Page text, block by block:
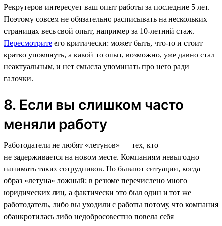
Рекрутеров интересует ваш опыт работы за последние 5 лет.
Поэтому совсем не обязательно расписывать на нескольких
страницах весь свой опыт, например за 10-летний стаж.
Пересмотрите его критически: может быть, что-то и стоит
кратко упомянуть, а какой-то опыт, возможно, уже давно стал
неактуальным, и нет смысла упоминать про него ради
галочки.
8. Если вы слишком часто
меняли работу
Работодатели не любят «летунов» — тех, кто
не задерживается на новом месте. Компаниям невыгодно
нанимать таких сотрудников. Но бывают ситуации, когда
образ «летуна» ложный: в резюме перечислено много
юридических лиц, а фактически это был один и тот же
работодатель, либо вы уходили с работы потому, что компания
обанкротилась либо недобросовестно повела себя